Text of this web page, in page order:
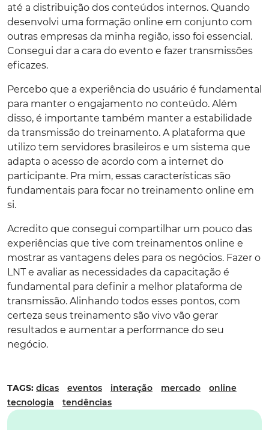
até a distribuição dos conteúdos internos. Quando
desenvolvi uma formação online em conjunto com
outras empresas da minha região, isso foi essencial.
Consegui dar a cara do evento e fazer transmissões
eficazes.
Percebo que a experiência do usuário é fundamental
para manter o engajamento no conteúdo. Além
disso, é importante também manter a estabilidade
da transmissão do treinamento. A plataforma que
utilizo tem servidores brasileiros e um sistema que
adapta o acesso de acordo com a internet do
participante. Pra mim, essas características são
fundamentais para focar no treinamento online em
si.
Acredito que consegui compartilhar um pouco das
experiências que tive com treinamentos online e
mostrar as vantagens deles para os negócios. Fazer o
LNT e avaliar as necessidades da capacitação é
fundamental para definir a melhor plataforma de
transmissão. Alinhando todos esses pontos, com
certeza seus treinamento são vivo vão gerar
resultados e aumentar a performance do seu
negócio.
TAGS: dicas eventos interação mercado
online
tecnologia
tendências